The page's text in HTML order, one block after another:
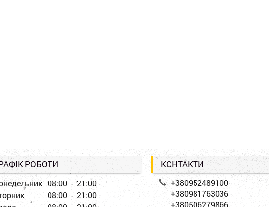
РОБОТИ
08:00 - 21:00
08:00 - 21:00
КОНТАКТИ
+380952489100
+380981763036
+380506279866